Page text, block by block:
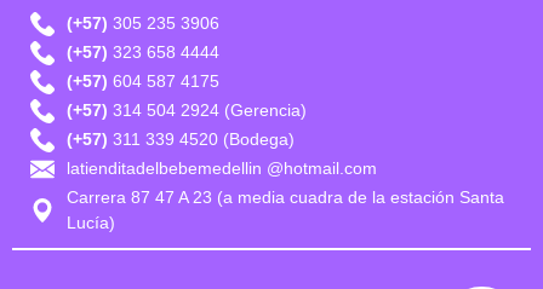
(+57) 305 235 3906
(+57) 323 658 4444
(+57) 604 587 4175
(+57) 314 504 2924 (Gerencia)
(+57) 311 339 4520 (Bodega)
latienditadelbebemedellin @hotmail.com
Carrera 87 47 A 23 (a media cuadra de la estación Santa
Lucía)